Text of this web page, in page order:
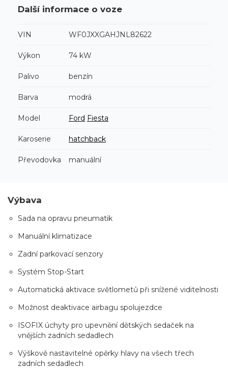
Další informace o voze
VIN WF0JXXGAHJNL82622
Výkon 74 kW
Palivo benzín
Barva modrá
Model Ford Fiesta
Karoserie hatchback
Převodovka manuální
Výbava
Sada na opravu pneumatik
Manuální klimatizace
Zadní parkovací senzory
Systém Stop-Start
Automatická aktivace světlometů při snížené viditelnosti
Možnost deaktivace airbagu spolujezdce
ISOFIX úchyty pro upevnění dětských sedaček na
vnějších zadních sedadlech
Výškově nastavitelné opěrky hlavy na všech třech
zadních sedadlech